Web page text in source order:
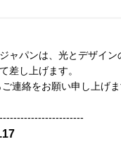
ャパンは、光とデザイ
差し上げます。
連絡をお願い申し上げま